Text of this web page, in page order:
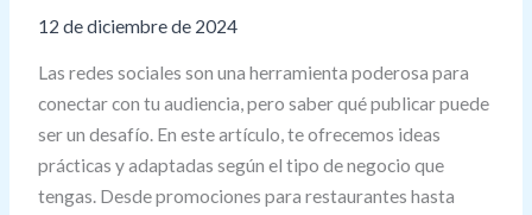
12 de diciembre de 2024
Las redes sociales son una herramienta poderosa para
conectar con tu audiencia, pero saber qué publicar puede
ser un desafío. En este artículo, te ofrecemos ideas
prácticas y adaptadas según el tipo de negocio que
tengas. Desde promociones para restaurantes hasta